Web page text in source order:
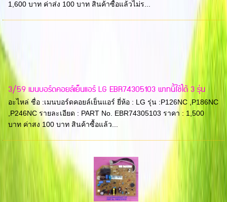
1,600 บาท ค่าส่ง 100 บาท สินค้าซื้อแล้วไม่ร...
3/59 เมนบอร์ดคอยล์เย็นแอร์ LG EBR74305103 พาทนี้ใช้ได้ 3 รุ่น
อะไหล่ ชื่อ :เมนบอร์ดคอยล์เย็นแอร์ ยี่ห้อ : LG รุ่น :P126NC ,P186NC
,P246NC รายละเอียด : PART No. EBR74305103 ราคา : 1,500
บาท ค่าสง 100 บาท สินค้าซื้อแล้ว...